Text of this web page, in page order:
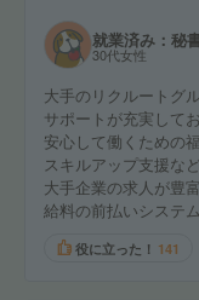
就業済み：秘
30代女性
大手のリクルートグ
サポートが充実して
安心して働くための
スキルアップ支援な
大手企業の求人が豊富
給料の前払いシステム
役に立った！ 141